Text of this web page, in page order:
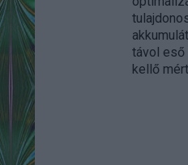
távol eső
kellő